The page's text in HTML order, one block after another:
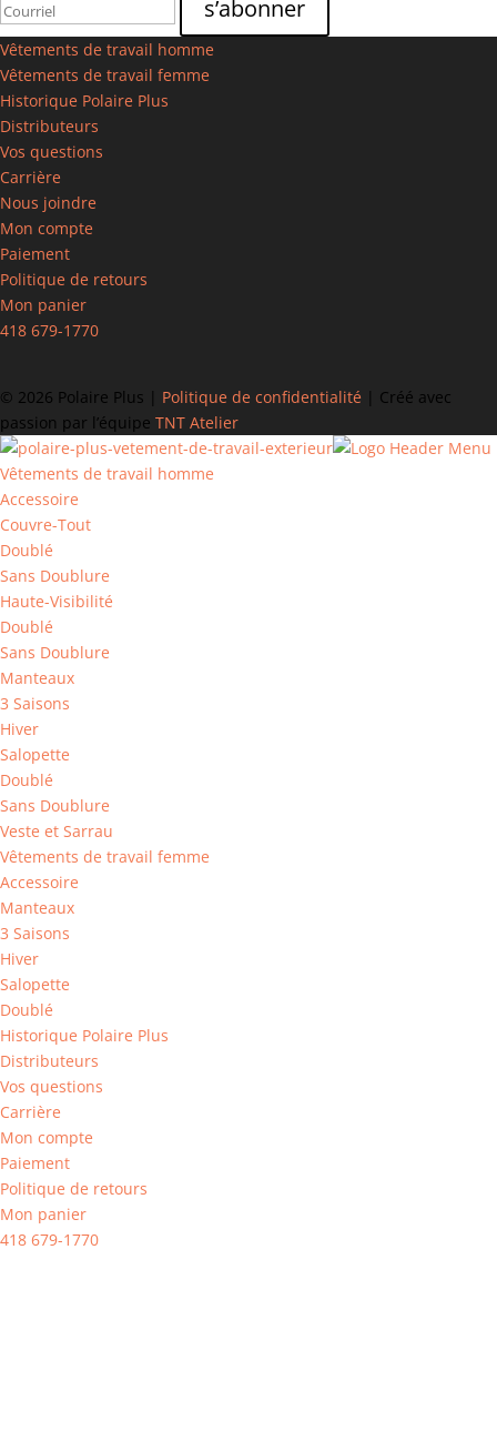
Vêtements de travail homme
Vêtements de travail femme
Historique Polaire Plus
Distributeurs
Vos questions
Carrière
Nous joindre
Mon compte
Paiement
Politique de retours
Mon panier
418 679-1770
© 2026 Polaire Plus | Politique de confidentialité
| Créé avec
passion par l’équipe TNT Atelier
Vêtements de travail homme
Accessoire
Couvre-Tout
Doublé
Sans Doublure
Haute-Visibilité
Doublé
Sans Doublure
Manteaux
3 Saisons
Hiver
Salopette
Doublé
Sans Doublure
Veste et Sarrau
Vêtements de travail femme
Accessoire
Manteaux
3 Saisons
Hiver
Salopette
Doublé
Historique Polaire Plus
Distributeurs
Vos questions
Carrière
Mon compte
Paiement
Politique de retours
Mon panier
418 679-1770